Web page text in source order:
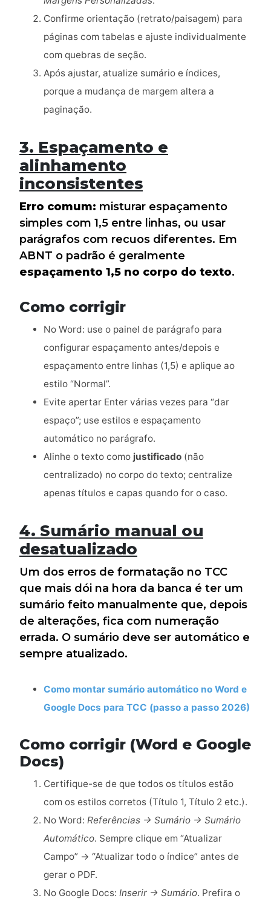
Confirme orientação (retrato/paisagem) para
páginas com tabelas e ajuste individualmente
com quebras de seção.
Após ajustar, atualize sumário e índices,
porque a mudança de margem altera a
paginação.
3. Espaçamento e
alinhamento
inconsistentes
Erro comum: misturar espaçamento
simples com 1,5 entre linhas, ou usar
parágrafos com recuos diferentes. Em
ABNT o padrão é geralmente
espaçamento 1,5 no corpo do texto.
Como corrigir
No Word: use o painel de parágrafo para
configurar espaçamento antes/depois e
espaçamento entre linhas (1,5) e aplique ao
estilo “Normal”.
Evite apertar Enter várias vezes para “dar
espaço”; use estilos e espaçamento
automático no parágrafo.
Alinhe o texto como justificado (não
centralizado) no corpo do texto; centralize
apenas títulos e capas quando for o caso.
4. Sumário manual ou
desatualizado
Um dos erros de formatação no TCC
que mais dói na hora da banca é ter um
sumário feito manualmente que, depois
de alterações, fica com numeração
errada. O sumário deve ser automático e
sempre atualizado.
Como montar sumário automático no Word e
Google Docs para TCC (passo a passo 2026)
Como corrigir (Word e Google
Docs)
Certifique-se de que todos os títulos estão
com os estilos corretos (Título 1, Título 2 etc.).
No Word: Referências → Sumário → Sumário
Automático. Sempre clique em “Atualizar
Campo” → “Atualizar todo o índice” antes de
gerar o PDF.
No Google Docs: Inserir → Sumário. Prefira o